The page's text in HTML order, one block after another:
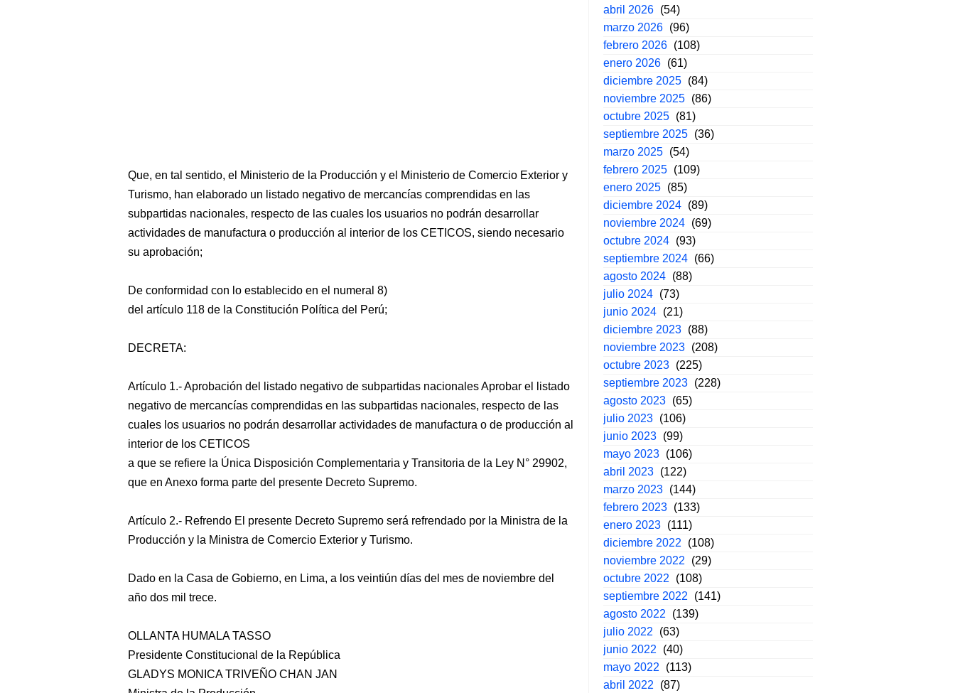
Que, en tal sentido, el Ministerio de la Producción y el Ministerio de Comercio Exterior y
Turismo, han elaborado un listado negativo de mercancías comprendidas en las
subpartidas nacionales, respecto de las cuales los usuarios no podrán desarrollar
actividades de manufactura o producción al interior de los CETICOS, siendo necesario
su aprobación;
De conformidad con lo establecido en el numeral 8)
del artículo 118 de la Constitución Política del Perú;
DECRETA:
Artículo 1.- Aprobación del listado negativo de subpartidas nacionales Aprobar el listado
negativo de mercancías comprendidas en las subpartidas nacionales, respecto de las
cuales los usuarios no podrán desarrollar actividades de manufactura o de producción al
interior de los CETICOS
a que se refiere la Única Disposición Complementaria y Transitoria de la Ley N° 29902,
que en Anexo forma parte del presente Decreto Supremo.
Artículo 2.- Refrendo El presente Decreto Supremo será refrendado por la Ministra de la
Producción y la Ministra de Comercio Exterior y Turismo.
Dado en la Casa de Gobierno, en Lima, a los veintiún días del mes de noviembre del
año dos mil trece.
OLLANTA HUMALA TASSO
Presidente Constitucional de la República
GLADYS MONICA TRIVEÑO CHAN JAN
abril 2026 (54)
marzo 2026 (96)
febrero 2026 (108)
enero 2026 (61)
diciembre 2025 (84)
noviembre 2025 (86)
octubre 2025 (81)
septiembre 2025 (36)
marzo 2025 (54)
febrero 2025 (109)
enero 2025 (85)
diciembre 2024 (89)
noviembre 2024 (69)
octubre 2024 (93)
septiembre 2024 (66)
agosto 2024 (88)
julio 2024 (73)
junio 2024 (21)
diciembre 2023 (88)
noviembre 2023 (208)
octubre 2023 (225)
septiembre 2023 (228)
agosto 2023 (65)
julio 2023 (106)
junio 2023 (99)
mayo 2023 (106)
abril 2023 (122)
marzo 2023 (144)
febrero 2023 (133)
enero 2023 (111)
diciembre 2022
(108)
noviembre 2022
(29)
octubre 2022
(108)
septiembre 2022
(141)
agosto 2022
(139)
julio 2022
(63)
junio 2022
(40)
mayo 2022
(113)
abril 2022
(87)